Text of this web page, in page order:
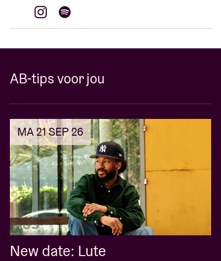
AB-tips voor jou
MA 21 SEP 26
New date: Lute